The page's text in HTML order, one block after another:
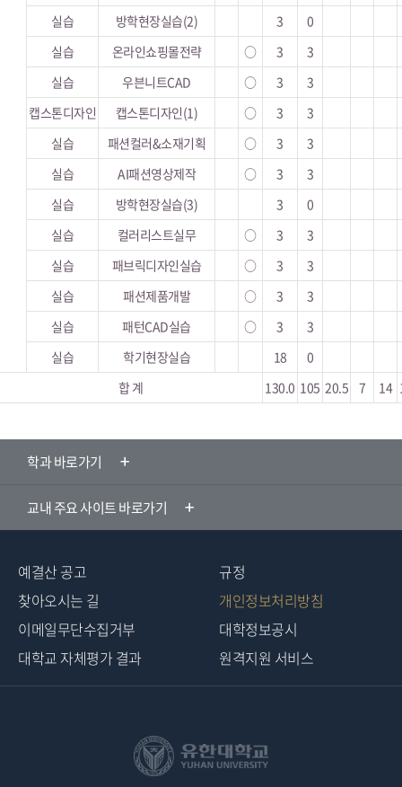
실습
방학현장실습(2) 3
0
실습
온라인쇼핑몰전략 ○ 3
3
실습
우븐니트CAD ○ 3
3
캡스톤디자인
캡스톤디자인(1) ○ 3
3
실습
패션컬러&소재기획 ○ 3
3
실습
AI패션영상제작 ○ 3
3
실습
방학현장실습(3) 3
0
실습
컬러리스트실무 ○ 3
3
실습
패브릭디자인실습 ○ 3
3
실습
패션제품개발 ○ 3
3
실습
패턴CAD실습 ○ 3
3
실습
학기현장실습 18
0
합 계
130.0 105 20.5 7 14
학과 바로가기
교내 주요 사이트 바로가기
예결산 공고
규정
찾아오시는 길
개인정보처리방침
이메일무단수집거부
대학정보공시
대학교 자체평가 결과
원격지원 서비스